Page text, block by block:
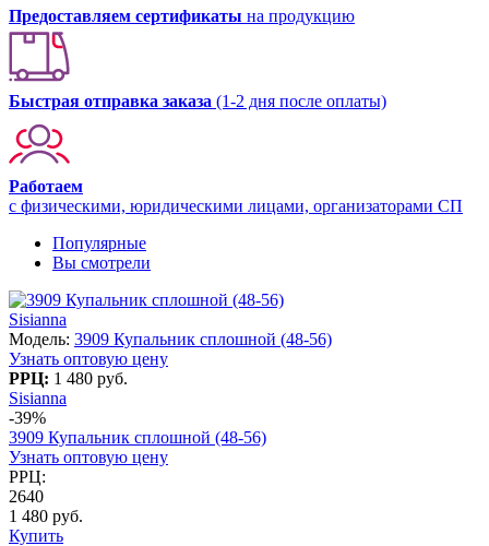
Предоставляем сертификаты на продукцию
Быстрая отправка заказа (1-2 дня после оплаты)
Работаем
с физическими, юридическими лицами, организаторами СП
Популярные
Вы смотрели
Sisianna
Модель: 3909 Купальник сплошной (48-56)
Узнать оптовую цену
РРЦ: 1 480 руб.
Sisianna
-39%
3909 Купальник сплошной (48-56)
Узнать оптовую цену
РРЦ:
2640
1 480 руб.
Купить